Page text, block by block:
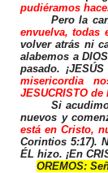
pudiéramos
Pero la
envuelva, todas
volver atrás ni
alabemos a
pasado.
misericordia
JESUCRISTO
Si
nuevos y
está en Cristo,
Corintios 5:17).
ÉL hizo. ¡En
OREMOS: